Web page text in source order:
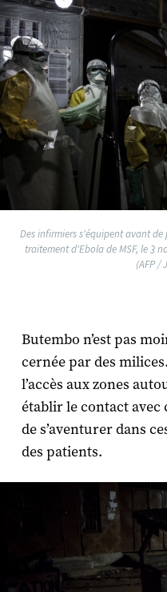
Des infirmiers s'équipent avant
traitement d'Ebola de MSF, le 3
(AFP /
Butembo n’est pas
cernée par des
l’accès aux zones
établir le contact avec
de s’aventurer dans
des patients.